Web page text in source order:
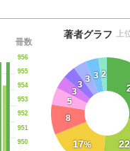
950
951
952
953
954
955
956
冊数
22
17%
8
5
3
3
3 3 2
著者グラフ 上